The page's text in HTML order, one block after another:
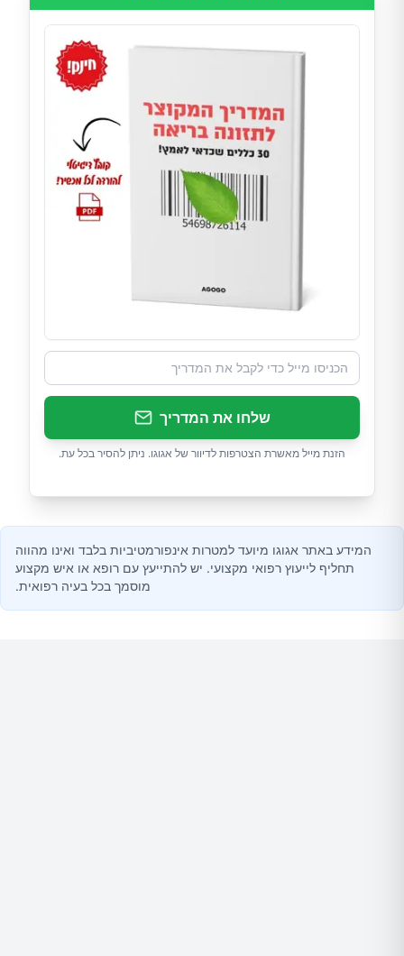
שלחו את המדריך
הזנת מייל מאשרת הצטרפות לדיוור של אגוגו. ניתן להסיר בכל עת.
המידע באתר אגוגו מיועד למטרות אינפורמטיביות בלבד ואינו מהווה
תחליף לייעוץ רפואי מקצועי. יש להתייעץ עם רופא או איש מקצוע
מוסמך בכל בעיה רפואית.